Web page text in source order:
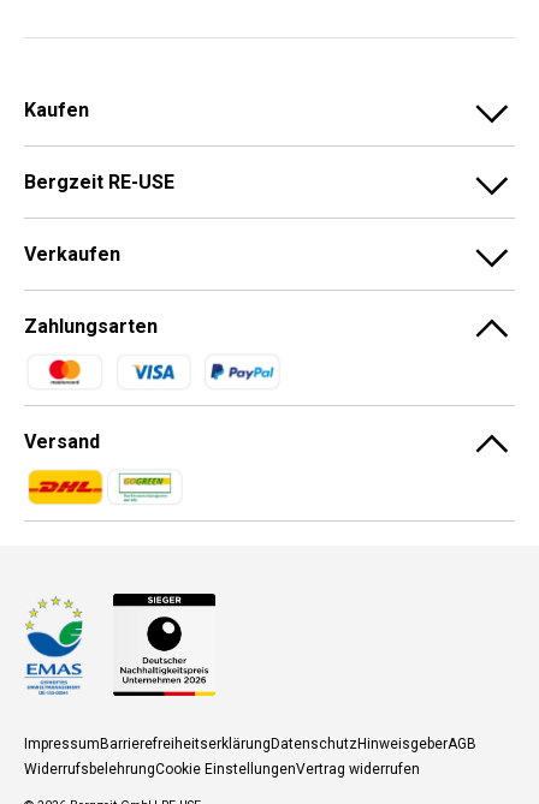
Kaufen
Bergzeit RE-USE
Verkaufen
Zahlungsarten
Zahlungsmethoden
Versand
Zahlungsmethoden
Zahlungsmethoden
ImpressumBarrierefreiheitserklärungDatenschutzHinweisgeberAGB
WiderrufsbelehrungCookie EinstellungenVertrag widerrufen